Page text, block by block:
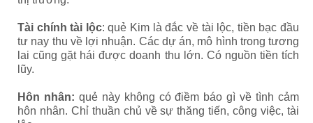
Tài chính tài lộc: quẻ Kim là đắc về tài lộc, tiền bạc đầu
tư nay thu về lợi nhuận. Các dự án, mô hình trong tương
lai cũng gặt hái được doanh thu lớn. Có nguồn tiền tích
lũy.
Hôn nhân: quẻ này không có điềm báo gì về tình cảm
hôn nhân. Chỉ thuần chủ về sự thăng tiến, công việc, tài